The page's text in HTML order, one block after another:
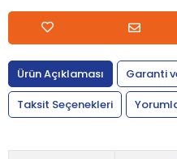
Ürün Açıklaması
Garanti
Taksit Seçenekleri